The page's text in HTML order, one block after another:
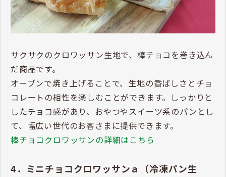
サクサクのクロワッサン生地で、棒チョコを巻き込ん
だ商品です。
オーブンで焼き上げることで、生地の香ばしさとチョ
コレートの相性を楽しむことができます。しっかりと
したチョコ感があり、おやつやスイーツ系のパンとし
て、幅広い世代のお客さまに提供できます。
棒チョコクロワッサンの詳細はこちら
4．ミニチョコクロワッサンａ（冷凍パン生